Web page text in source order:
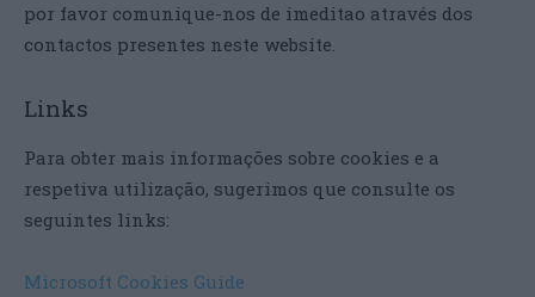
por favor comunique-nos de imeditao através dos
contactos presentes neste website.
Links
Para obter mais informações sobre cookies e a
respetiva utilização, sugerimos que consulte os
seguintes links:
Microsoft Cookies Guide